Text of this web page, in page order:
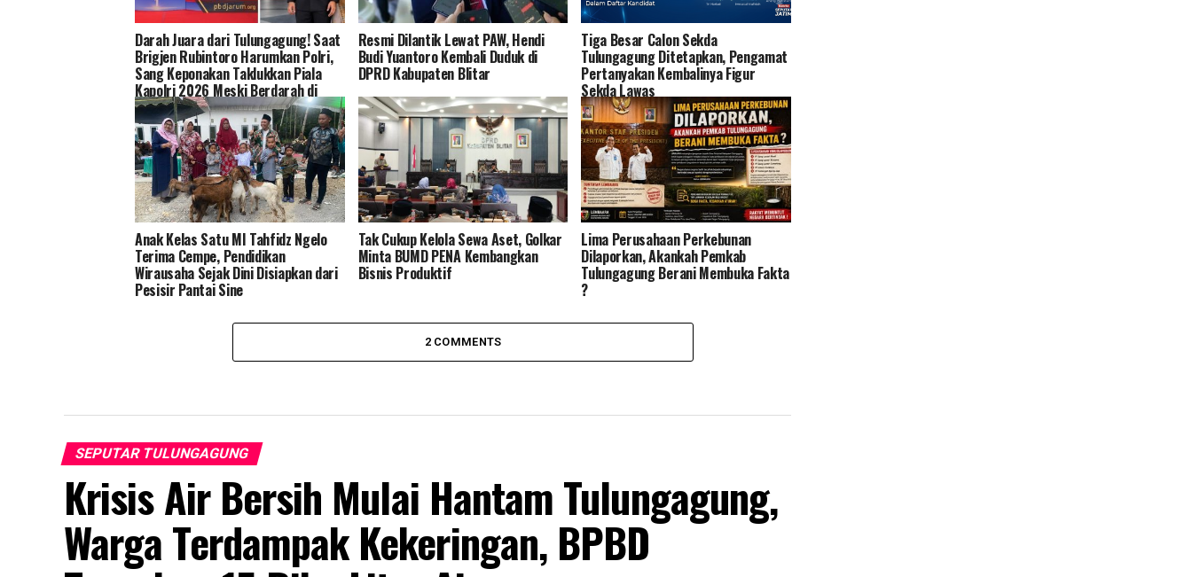
Darah Juara dari Tulungagung! Saat
Brigjen Rubintoro Harumkan Polri,
Sang Keponakan Taklukkan Piala
Kapolri 2026 Meski Berdarah di
Lapangan
Resmi Dilantik Lewat PAW, Hendi
Budi Yuantoro Kembali Duduk di
DPRD Kabupaten Blitar
Tiga Besar Calon Sekda
Tulungagung Ditetapkan, Pengamat
Pertanyakan Kembalinya Figur
Sekda Lawas
Anak Kelas Satu MI Tahfidz Ngelo
Terima Cempe, Pendidikan
Wirausaha Sejak Dini Disiapkan dari
Pesisir Pantai Sine
Tak Cukup Kelola Sewa Aset, Golkar
Minta BUMD PENA Kembangkan
Bisnis Produktif
Lima Perusahaan Perkebunan
Dilaporkan, Akankah Pemkab
Tulungagung Berani Membuka Fakta
?
2 COMMENTS
SEPUTAR TULUNGAGUNG
Krisis Air Bersih Mulai Hantam Tulungagung,
Warga Terdampak Kekeringan, BPBD